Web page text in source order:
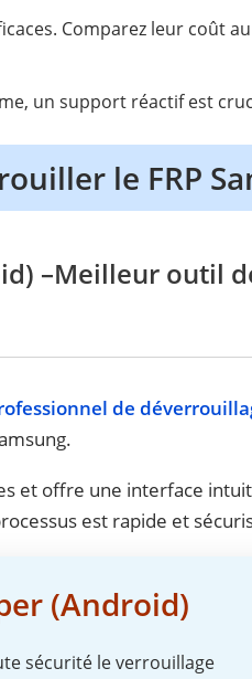
Comparez leur coût
un support réactif est
le FRP
–Meilleur outil
de
et offre une interface
est rapide et
(Android)
sécurité le verrouillage